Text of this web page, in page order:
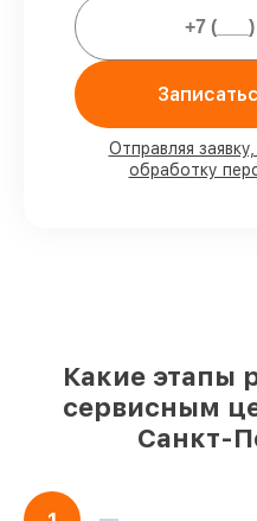
Гарантии сервиса
работ
заказчика
90%
складе,
Наши
заказчиками:
Отправляя
обработку
Какие этапы
сервисным
Санкт-